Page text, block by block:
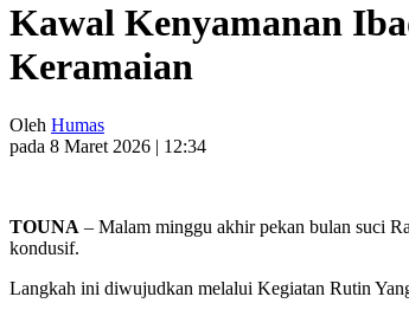
Kawal Kenyamanan
Keramaian
Oleh Humas
pada 8 Maret 2026 | 12:34
TOUNA – Malam minggu akhir pekan bulan suci
kondusif.
Langkah ini diwujudkan melalui Kegiatan Rutin